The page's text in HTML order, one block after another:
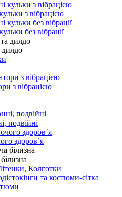
з вібрацією
без вібрації
дилдо
з вібрацією
подвійні
здоров`я
Колготки
та костюми-сітка